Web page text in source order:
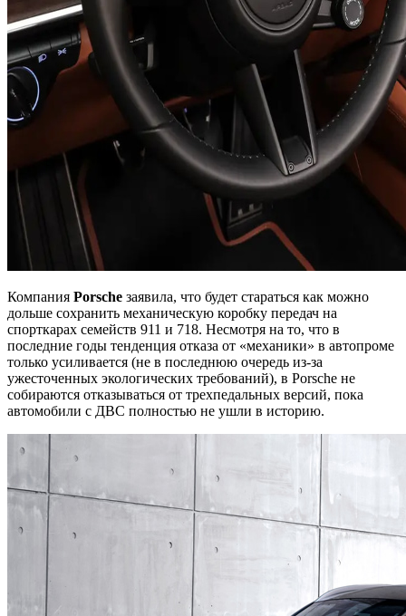
Компания Porsche заявила, что будет стараться как можно
дольше сохранить механическую коробку передач на
спорткарах семейств 911 и 718. Несмотря на то, что в
последние годы тенденция отказа от «механики» в автопроме
только усиливается (не в последнюю очередь из-за
ужесточенных экологических требований), в Porsche не
собираются отказываться от трехпедальных версий, пока
автомобили с ДВС полностью не ушли в историю.